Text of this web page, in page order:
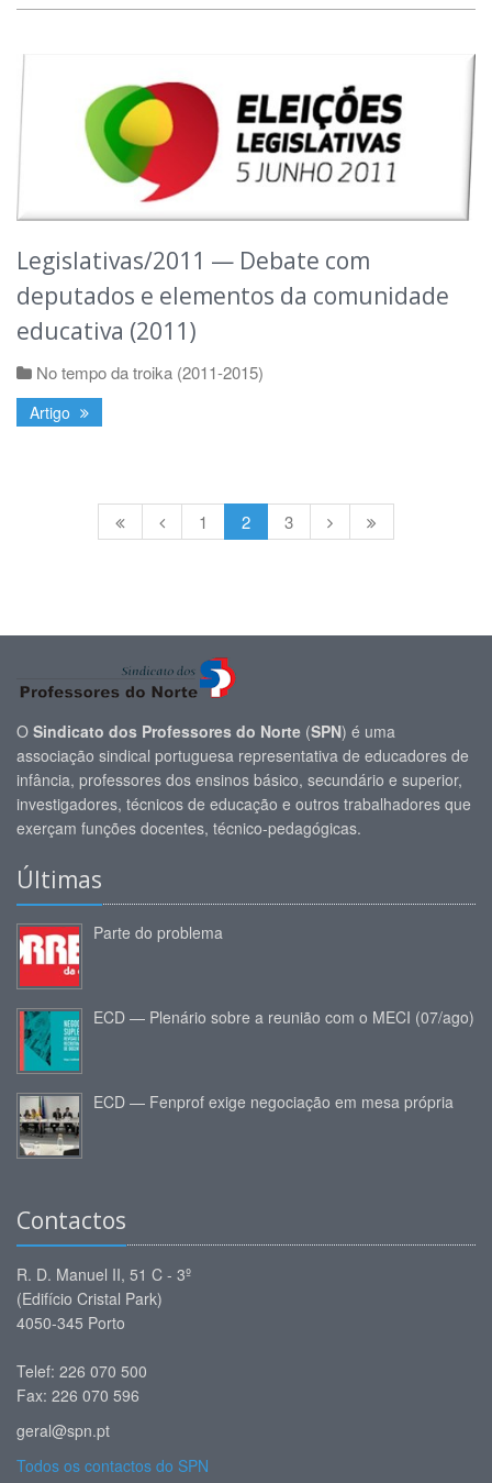
Legislativas/2011 — Debate com
deputados e elementos da comunidade
educativa (2011)
No tempo da troika (2011-2015)
Artigo
1 2 3
O Sindicato dos Professores do Norte (SPN) é uma
associação sindical portuguesa representativa de educadores de
infância, professores dos ensinos básico, secundário e superior,
investigadores, técnicos de educação e outros trabalhadores que
exerçam funções docentes, técnico-pedagógicas.
Últimas
Parte do problema
ECD — Plenário sobre a reunião com o MECI (07/ago)
ECD — Fenprof exige negociação em mesa própria
Contactos
R. D. Manuel II, 51 C - 3º
(Edifício Cristal Park)
4050-345 Porto
Telef: 226 070 500
Fax: 226 070 596
geral@spn.pt
Todos os contactos do SPN